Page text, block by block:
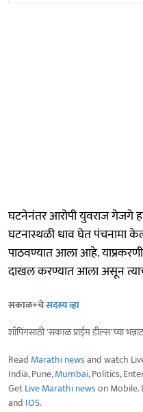
घटनेनंतर आरोपी युवराज गेजगे
घटनास्थळी धाव घेत पंचनामा
पाठवण्यात आला आहे.
दाखल करण्यात आला असून
सकाळ+चेसदस्य व्हा
शॉपिंगसाठी 'सकाळ प्राईम डील्स'च्या
Read Marathi newsand watch
India, Pune,Mumbai, Politics,
GetLive Marathi newson Mobile.
and IOS.